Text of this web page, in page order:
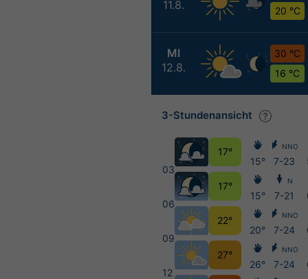
11.8.
20 °C
MI
12.8.
30 °C
16 °C
3-Stundenansicht
03
06
09
12
17°
17°
22°
27°
15°
15°
20°
26°
NNO
7-23
N
7-21
NNO
7-24
NNO
7-24